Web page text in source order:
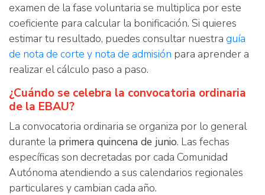
examen de la fase voluntaria se multiplica por este
coeficiente para calcular la bonificación. Si quieres
estimar tu resultado, puedes consultar nuestra guía
de nota de corte y nota de admisión para aprender a
realizar el cálculo paso a paso.
¿Cuándo se celebra la convocatoria ordinaria
de la EBAU?
La convocatoria ordinaria se organiza por lo general
durante la primera quincena de junio. Las fechas
específicas son decretadas por cada Comunidad
Autónoma atendiendo a sus calendarios regionales
particulares y cambian cada año.